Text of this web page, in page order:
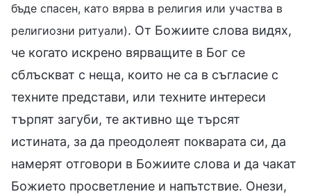
бъде спасен, като вярва в религия или участва в
религиозни ритуали). От Божиите слова видях,
че когато искрено вярващите в Бог се
сблъскват с неща, които не са в съгласие с
техните представи, или техните интереси
търпят загуби, те активно ще търсят
истината, за да преодолеят покварата си, да
намерят отговори в Божиите слова и да чакат
Божието просветление и напътствие. Онези,